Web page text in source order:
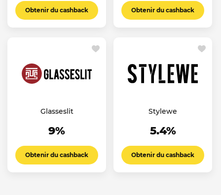
Obtenir du cashback Obtenir du cashback
Glasseslit
9%
Obtenir du cashback
Stylewe
5.4%
Obtenir du cashback